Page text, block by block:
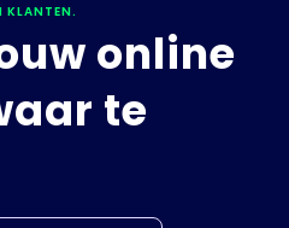
KLANTEN.
online
te